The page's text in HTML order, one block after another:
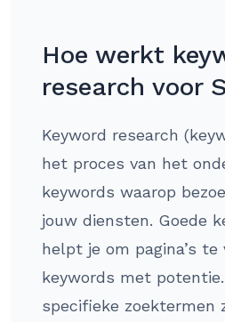
Hoe werkt
research voor
Keyword research
het proces van het
keywords waarop
jouw diensten. Goede
helpt je om pagina’s
keywords met
specifieke zoektermen